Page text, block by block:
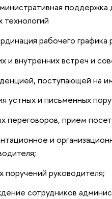
поддержка
рабочего графика
и внутренних встреч и
поступающей на
устных и письменных
переговоров, прием
и
поручений руководителя;
сотрудников